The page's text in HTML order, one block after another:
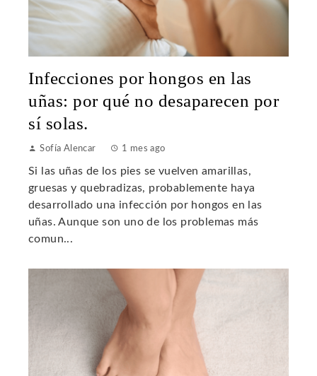
Infecciones por hongos en las
uñas: por qué no desaparecen por
sí solas.
Sofía Alencar 1 mes ago
Si las uñas de los pies se vuelven amarillas,
gruesas y quebradizas, probablemente haya
desarrollado una infección por hongos en las
uñas. Aunque son uno de los problemas más
comun...